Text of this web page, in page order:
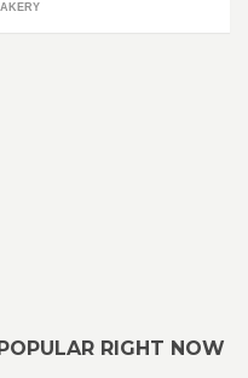
RIGHT NOW